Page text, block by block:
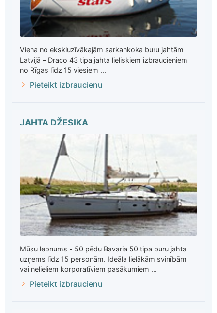
Viena no ekskluzīvākajām sarkankoka buru jahtām
Latvijā – Draco 43 tipa jahta lieliskiem izbraucieniem
no Rīgas līdz 15 viesiem ...
Pieteikt izbraucienu
JAHTA DŽESIKA
Mūsu lepnums - 50 pēdu Bavaria 50 tipa buru jahta
uzņems līdz 15 personām. Ideāla lielākām svinībām
vai nelieliem korporatīviem pasākumiem ...
Pieteikt izbraucienu